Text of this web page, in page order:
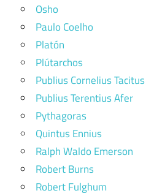
Osho
Paulo Coelho
Platón
Plútarchos
Publius Cornelius Tacitus
Publius Terentius Afer
Pythagoras
Quintus Ennius
Ralph Waldo Emerson
Robert Burns
Robert Fulghum